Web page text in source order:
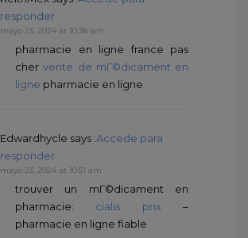
responder
mayo 23, 2024 at 10:38 am
pharmacie en ligne france pas
chervente de mГ©dicament en
ligne pharmacie en ligne
Edwardhycle says :Accede para
responder
mayo 23, 2024 at 10:51 am
trouver un mГ©dicament en
pharmacie: cialis prix –
pharmacie en ligne fiable